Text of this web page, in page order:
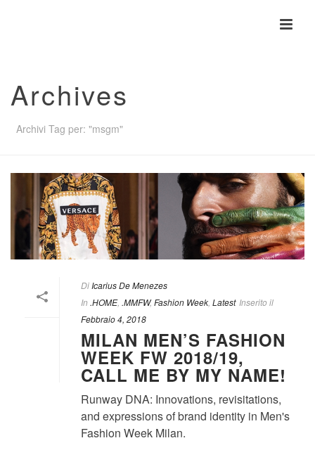
Archives
Archivi Tag per: "msgm"
Di Icarius De Menezes
In .HOME, .MMFW,Fashion Week Latest Inserito il
Febbraio 4, 2018
MILAN MEN’S FASHION
WEEK FW 2018/19,
CALL ME BY MY NAME!
Runway DNA: Innovations, revisitations,
and expressions of brand identity in Men's
Fashion Week Milan.